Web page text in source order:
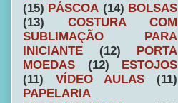
(15) PÁSCOA (14) BOLSAS
(13)
COSTURA COM
SUBLIMAÇÃO PARA
INICIANTE
(12)
PORTA
MOEDAS
(12)
ESTOJOS
(11)
VÍDEO AULAS
(11)
PAPELARIA